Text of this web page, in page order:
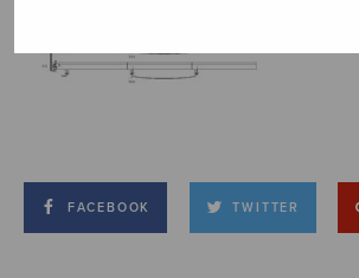
FACEBOOK TWITTER